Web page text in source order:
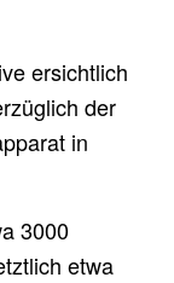
ersichtlich
der
in
3000
etwa